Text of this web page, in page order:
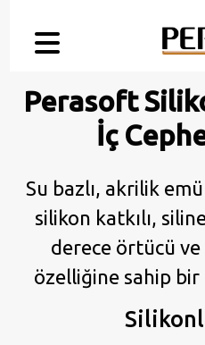
Perasoft
İç
Su bazlı, akrilik
silikon katkılı,
derece örtücü
özelliğine sahip bir